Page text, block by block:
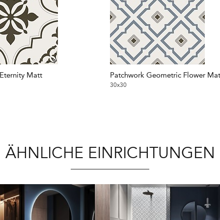
Matt Patchwork Geometric Flower
30x30
ÄHNLICHE EINRICHTUNGEN